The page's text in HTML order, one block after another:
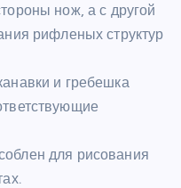
нож, а с другой
рифленых структур
и гребешка
для рисования